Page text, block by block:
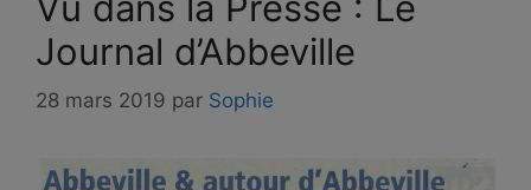
Journal d’Abbeville
28 mars 2019 par Sophie